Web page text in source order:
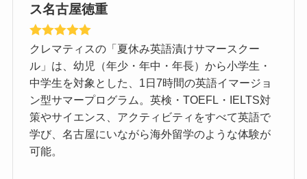
ス名古屋徳重
クレマティスの「夏休み英語漬けサマースクー
ル」は、幼児（年少・年中・年長）から小学生・
中学生を対象とした、1日7時間の英語イマージョ
ン型サマープログラム。英検・TOEFL・IELTS対
策やサイエンス、アクティビティをすべて英語で
学び、名古屋にいながら海外留学のような体験が
可能。